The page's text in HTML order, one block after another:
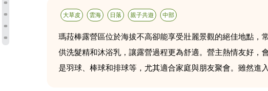
大草皮 雲海 日落 親子共遊 中部
瑪菈棒露營區位於海拔不高卻能享受壯麗景觀的絕佳地點
供洗髮精和沐浴乳，讓露營過程更為舒適。營主熱情友好
是羽球、棒球和排球等，尤其適合家庭與朋友聚會。雖然進